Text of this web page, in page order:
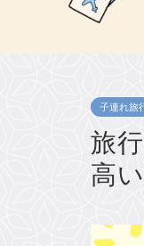
子連れ旅
旅
高